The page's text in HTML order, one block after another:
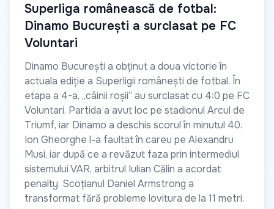
Superliga românească de fotbal:
Dinamo București a surclasat pe FC
Voluntari
Dinamo București a obținut a doua victorie în
actuala ediție a Superligii românești de fotbal. În
etapa a 4-a, „câinii roșii” au surclasat cu 4:0 pe FC
Voluntari. Partida a avut loc pe stadionul Arcul de
Triumf, iar Dinamo a deschis scorul în minutul 40.
Ion Gheorghe l-a faultat în careu pe Alexandru
Musi, iar după ce a revăzut faza prin intermediul
sistemului VAR, arbitrul Iulian Călin a acordat
penalty. Scoțianul Daniel Armstrong a
transformat fără probleme lovitura de la 11 metri.